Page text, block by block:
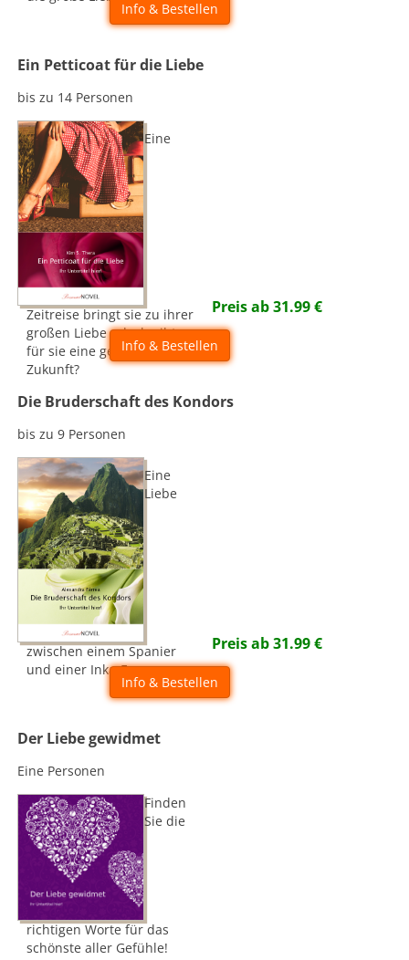
Info & Bestellen
Ein Petticoat für die Liebe
bis zu 14 Personen
Eine
Zeitreise bringt sie zu ihrer
großen Liebe - doch gibt es
für sie eine gemeinsame
Zukunft?
Preis ab31.99€
Info & Bestellen
Die Bruderschaft des Kondors
bis zu 9 Personen
Eine
Liebe
zwischen einem Spanier
und einer Inka-Frau
Preis ab31.99€
Info & Bestellen
Der Liebe gewidmet
Eine Personen
Finden
Sie die
richtigen Worte für das
schönste aller Gefühle!